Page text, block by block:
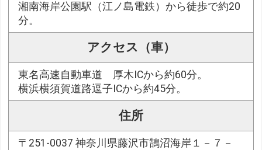
湘南海岸公園駅（江ノ島電鉄）から徒歩で約20
分。
アクセス（車）
東名高速自動車道 厚木ICから約60分。
横浜横須賀道路逗子ICから約45分。
住所
〒251-0037 神奈川県藤沢市鵠沼海岸１－７－